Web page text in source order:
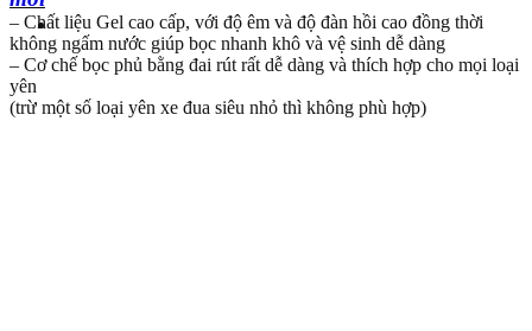
– Chất liệu Gel cao cấp, với độ êm và độ đàn hồi cao đồng thời
không ngấm nước giúp bọc nhanh khô và vệ sinh dễ dàng
– Cơ chế bọc phủ bằng đai rút rất dễ dàng và thích hợp cho mọi loại
yên
(trừ một số loại yên xe đua siêu nhỏ thì không phù hợp)